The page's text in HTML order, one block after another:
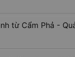
từ Cẩm Phả -